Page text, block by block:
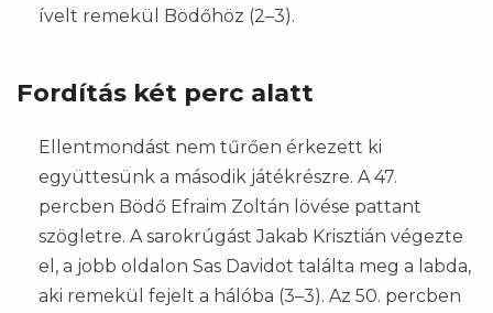
ívelt remekül Bödőhöz (2–3).
Fordítás két perc alatt
Ellentmondást nem tűrően érkezett ki
együttesünk a második játékrészre. A 47.
percben Bödő Efraim Zoltán lövése pattant
szögletre. A sarokrúgást Jakab Krisztián végezte
el, a jobb oldalon Sas Davidot találta meg a labda,
aki remekül fejelt a hálóba (3–3). Az 50. percben